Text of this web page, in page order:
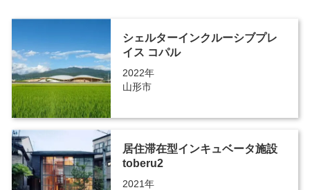
シェルターインクルーシブプレ
イス コパル
2022年
山形市
居住滞在型インキュベータ施設
toberu2
2021年